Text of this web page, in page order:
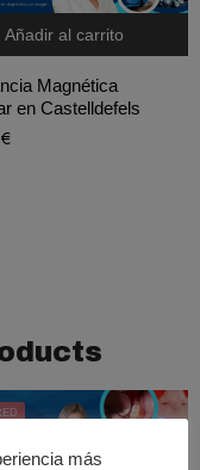
Añadir al carrito
Magnética
en Castelldefels
€
más